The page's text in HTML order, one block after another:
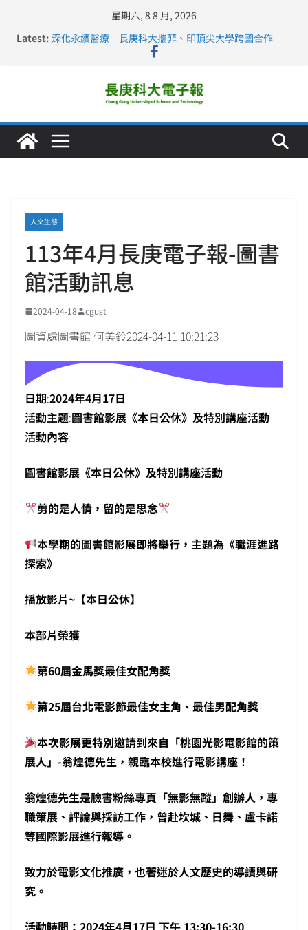
星期六, 8 8 月, 2026
Latest: 深化永續醫療 長庚科大攜菲、印頂尖大學跨國合作
長庚科大訪凱瑟醫療集團、美容學校收穫豐
仁德醫專與長庚科大締結策略聯盟 培育護理尖兵
長庚科大連四年穩居《遠見》醫學大學第5名 辦學實力再
人文生態
113年4月長庚電子報-圖書
館活動訊息
2024-04-18 cgust
圖資處圖書館 何美鈴2024-04-11 10:21:23
日期:2024年4月17日
活動主題:圖書館影展《本日公休》及特別講座活動
活動內容:
圖書館影展《本日公休》及特別講座活動
剪的是人情，留的是思念
本學期的圖書館影展即將舉行，主題為《職涯進路
探索》
播放影片~【本日公休】
本部片榮獲
第60屆金馬獎最佳女配角獎
第25屆台北電影節最佳女主角、最佳男配角獎
本次影展更特別邀請到來自「桃園光影電影館的策
展人」-翁煌德先生，親臨本校進行電影講座！
翁煌德先生是臉書粉絲專頁「無影無蹤」創辦人，專
職策展、評論與採訪工作，曾赴坎城、日舞、盧卡諾
等國際影展進行報導。
致力於電影文化推廣，也著迷於人文歷史的導讀與研
究。
活動時間：2024年4月17日 下午 13:30-16:30